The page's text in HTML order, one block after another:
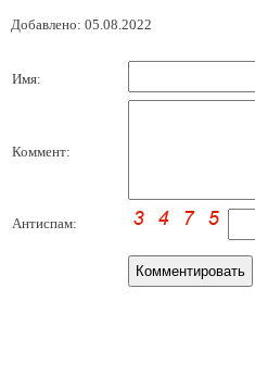
Добавлено: 05.08.2022
Имя:
Коммент:
Антиспам: